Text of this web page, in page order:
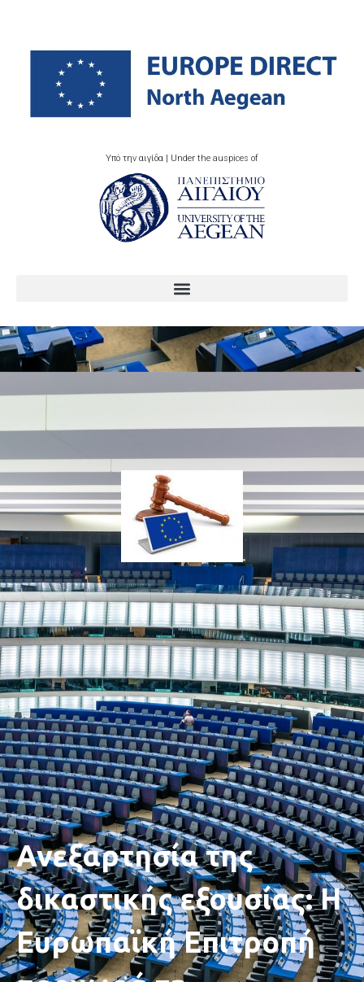
Υπό την αιγίδα | Under the auspices of
Ανεξαρτησία της
δικαστικής εξουσίας: Η
Ευρωπαϊκή Επιτροπή